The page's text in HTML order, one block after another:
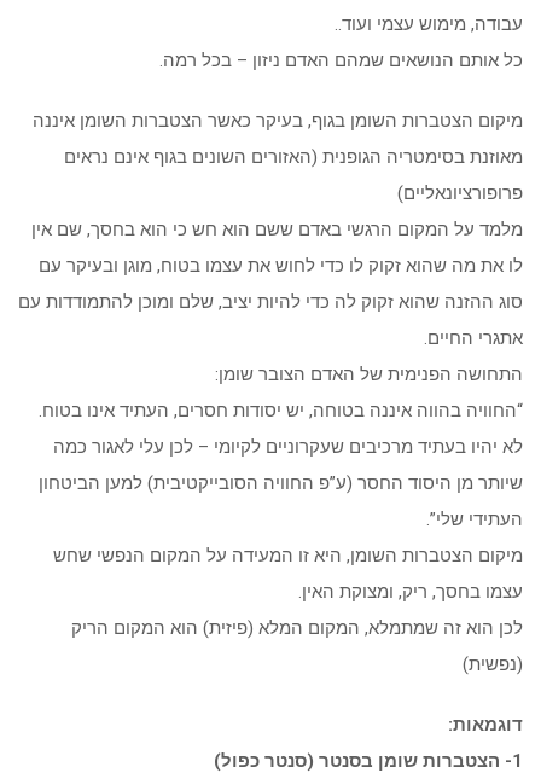
עבודה, מימוש עצמי ועוד..
כל אותם הנושאים שמהם האדם ניזון – בכל רמה.
מיקום הצטברות השומן בגוף, בעיקר כאשר הצטברות השומן איננה
מאוזנת בסימטריה הגופנית (האזורים השונים בגוף אינם נראים
פרופורציונאליים)
מלמד על המקום הרגשי באדם ששם הוא חש כי הוא בחסך, שם אין
לו את מה שהוא זקוק לו כדי לחוש את עצמו בטוח, מוגן ובעיקר עם
סוג ההזנה שהוא זקוק לה כדי להיות יציב, שלם ומוכן להתמודדות עם
אתגרי החיים.
התחושה הפנימית של האדם הצובר שומן:
“החוויה בהווה איננה בטוחה, יש יסודות חסרים, העתיד אינו בטוח.
לא יהיו בעתיד מרכיבים שעקרוניים לקיומי – לכן עלי לאגור כמה
שיותר מן היסוד החסר (ע”פ החוויה הסובייקטיבית) למען הביטחון
העתידי שלי”.
מיקום הצטברות השומן, היא זו המעידה על המקום הנפשי שחש
עצמו בחסך, ריק, ומצוקת האין.
לכן הוא זה שמתמלא, המקום המלא (פיזית) הוא המקום הריק
(נפשית)
דוגמאות:
1- הצטברות שומן בסנטר (סנטר כפול)